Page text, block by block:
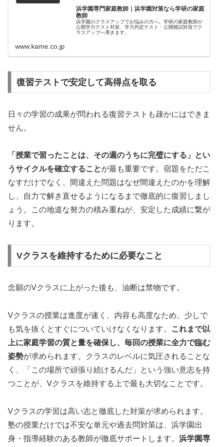
浜学園専門家庭教師｜浜学園対策なら学研の家庭
教師
浜学園のクラスアップでお悩みの方へ。学研の家庭教師が
公開学力テスト対策、学力判定テスト・公開模試対策でク
ラスアップへ導きます。
www.kame.co.jp
復習テストで安定して高得点を取る
日々の学習の成果が問われる復習テストも疎かにはできま
せん。
「授業で習ったことは、その週のうちに完璧にする」とい
うサイクルを確立することが最も重要です。宿題をただこ
なすだけでなく、間違えた問題はなぜ間違えたのかを理解
し、自力で解き直せるようになるまで徹底的に復習しまし
ょう。この地道な努力の積み重ねが、安定した成績に繋が
ります。
Vクラスを維持するために必要なこと
念願のVクラスに上がった後も、油断は禁物です。
Vクラスの授業は進度が速く、内容も高度なため、少しで
も気を抜くとすぐについていけなくなります。
これまで以
上に家庭学習の質と量を確保し、毎回の授業に全力で臨む
姿勢が求められます。クラスのレベルに気圧されることな
く、「この場所で頑張り続けるんだ」という強い意志を持
つことが、Vクラスを維持する上で最も大切なことです。
Vクラスの学習は高い志と徹底した対策が求められます。
塾の授業だけでは不安な単元や過去問対策は、浜学園出
身・指導経験のある教師が徹底サポートします。 浜学園専